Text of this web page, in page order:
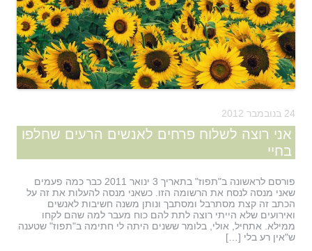
24 בנובמבר 2012
אני רוצה לשלוח פרחים לאנשים הרעים שחלפו
בחיי
פורסם לראשונה ב"תפוז" בתאריך 3 ינואר 2011 כבר כמה פעמים
שאני מנסה לנסח את הרשומה הזו. כשאני מנסה להעלות את זה על
הכתב זה קצת מסתרבל ומסתבך ונותן משנה חשיבות לאנשים
ואירועים שלא הייתי רוצה לתת להם כוח מעבר למה שהם לקחו
ממילא. אתחיל, אולי, בלומר ששנים היתה לי חתימה ב"תפוז" שטענה
ש"אין רע בלי […]